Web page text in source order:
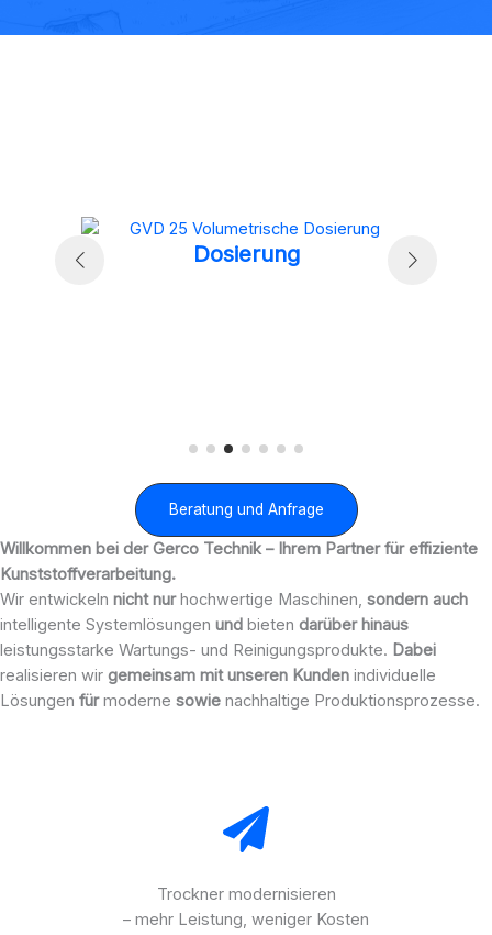
Dosierung
Beratung und Anfrage
Willkommen bei der Gerco Technik – Ihrem Partner für effiziente
Kunststoffverarbeitung.
Wir entwickeln nicht nurhochwertige Maschinen, sondern auch
intelligente Systemlösungen und bieten darüber hinaus
leistungsstarke Wartungs- und Reinigungsprodukte. Dabei
realisieren wir gemeinsam mit unseren Kunden individuelle
Lösungen fürmoderne sowie nachhaltige Produktionsprozesse.
Trockner modernisieren
– mehr Leistung, weniger Kosten